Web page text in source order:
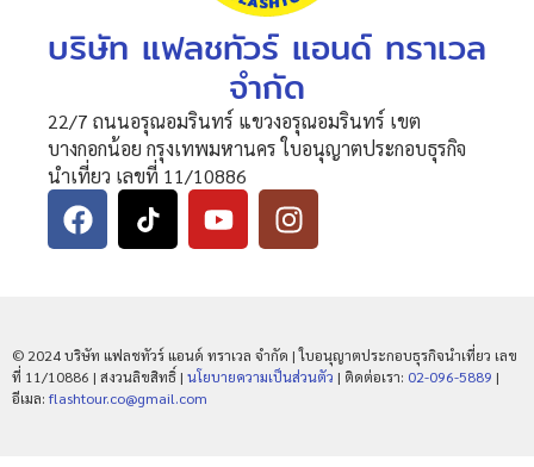
บริษัท แฟลชทัวร์ แอนด์ ทราเวล
จำกัด
22/7 ถนนอรุณอมรินทร์ แขวงอรุณอมรินทร์ เขต
บางกอกน้อย กรุงเทพมหานคร ใบอนุญาตประกอบธุรกิจ
นำเที่ยว เลขที่ 11/10886
© 2024 บริษัท แฟลชทัวร์ แอนด์ ทราเวล จำกัด | ใบอนุญาตประกอบธุรกิจนำเที่ยว เลข
ที่ 11/10886 | สงวนลิขสิทธิ์ | นโยบายความเป็นส่วนตัว | ติดต่อเรา: 02-096-5889 |
อีเมล: flashtour.co@gmail.com